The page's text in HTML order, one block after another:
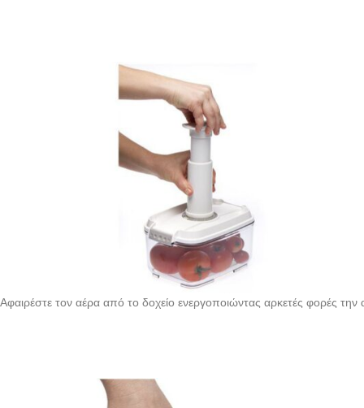
Αφαιρέστε τον αέρα από το δοχείο ενεργοποιώντας αρκετές φορές την